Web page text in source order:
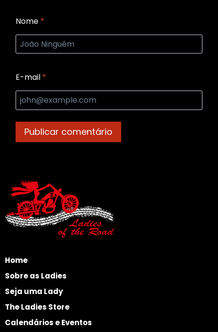
Nome *
E-mail *
Home
Sobre as Ladies
Seja uma Lady
The Ladies Store
Calendários e Eventos